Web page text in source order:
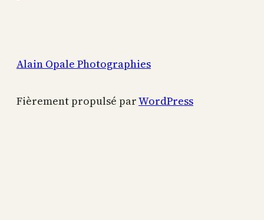
Alain Opale Photographies
Fièrement propulsé parWordPress